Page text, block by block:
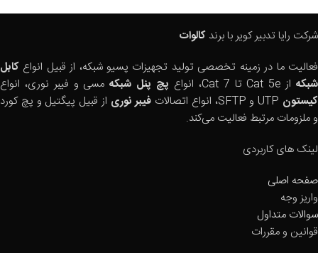
شرکت رایا تدبیر کویر با برند کالوات
فعالیت ما در زمینه تخصصی تولید تجهیزات پسیو شبکه، از قبیل انواع کابل
شبکهاز Cat 5e تا Cat 7، انواع پچ پنل شبکهمسی و فیبر نوری، انواع
کیستون
فیبر نوری از قبیل پیگتیل و پچ کورد
و ملزومات مرتبط فعالیت می‌کند.
لینک های کاربردی
صفحه اصلی
واریز وجه
سوالات متداول
قوانین و مقررات